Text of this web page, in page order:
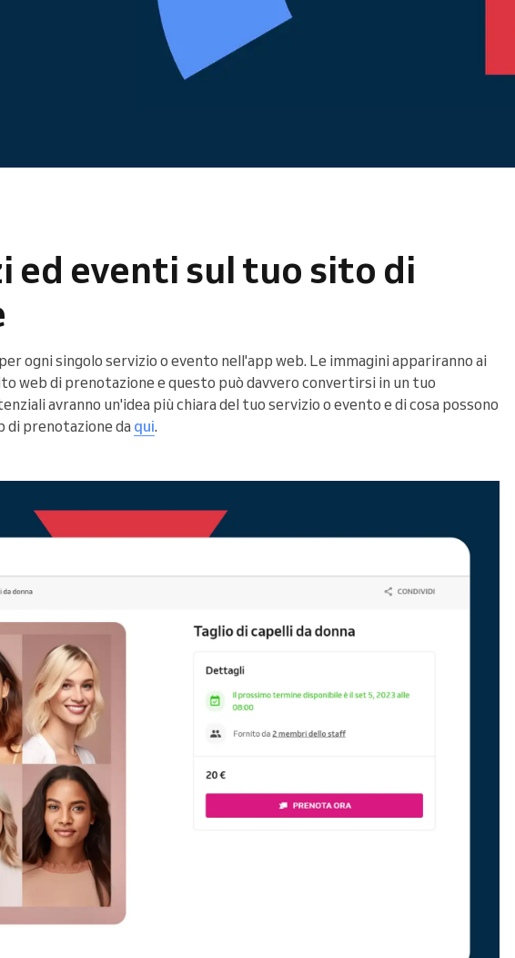
ed eventi sul tuo sito di
ogni singolo servizio o evento nell'app web. Le immagini appariranno ai
web di prenotazione e questo può davvero convertirsi in un tuo
avranno un'idea più chiara del tuo servizio o evento e di cosa possono
di prenotazione da qui.